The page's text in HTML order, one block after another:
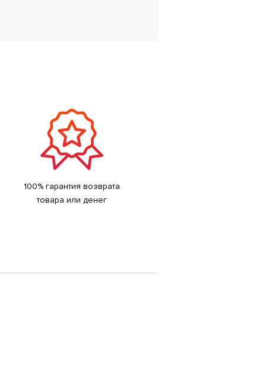
100% гарантия возврата
товара или денег